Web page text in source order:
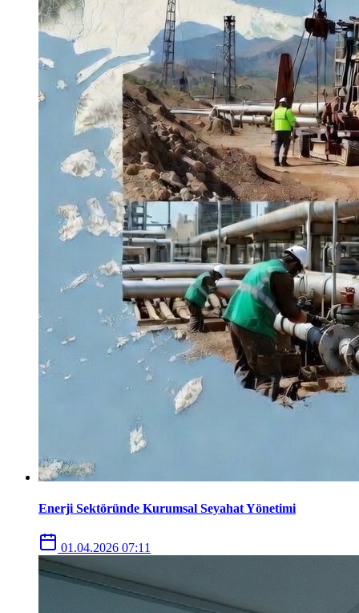
Enerji Sektöründe Kurumsal Seyahat Yönetimi
01.04.2026 07:11